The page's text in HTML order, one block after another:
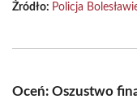
Źródło: Policja
Oceń: Oszustwo